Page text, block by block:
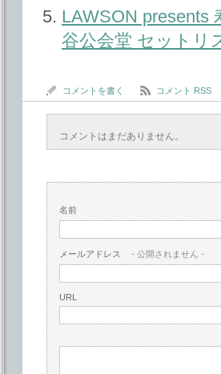
LAWSON presents
谷公会堂 セットリ
コメントを書く コメント RSS
コメントはまだありません。
名前
メールアドレス - 公開されません -
URL